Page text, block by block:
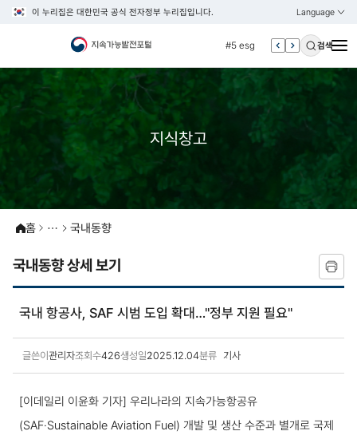
이 누리집은 대한민국 공식 전자정부 누리집입니다. Language
열기
KOREAN
ENGLISH
#5 esg
#6 빈곤
#7 un
#2 환경
#5 esg
검색
지식창고
홈 국내동향
국내동향 상세 보기
국내 항공사, SAF 시범 도입 확대…"정부 지원 필요"
글쓴이 관리자조회수426생성일2025.12.04분류 기사
[이데일리 이윤화 기자] 우리나라의 지속가능항공유
(SAF·Sustainable Aviation Fuel) 개발 및 생산 수준과 별개로 국제